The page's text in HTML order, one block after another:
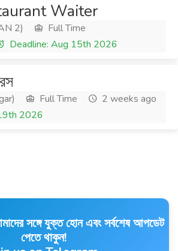
Waiter
2)
Full Time
Deadline: Aug 15th 2026
Full Time
2 weeks ago
2026
সঙ্গে যুক্ত হোন এবং সর্বশেষ আপডেট
পেতে থাকুন!